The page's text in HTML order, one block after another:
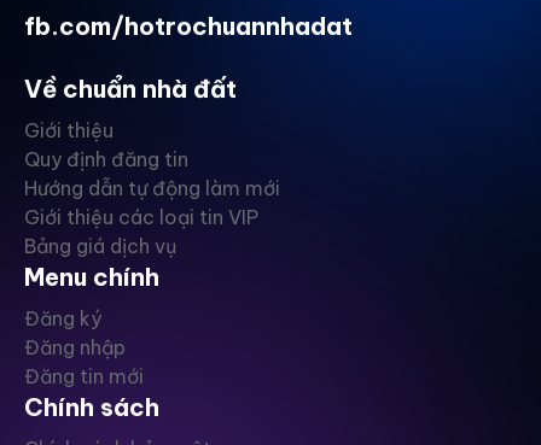
fb.com/hotrochuannhadat
Về chuẩn nhà đất
Giới thiệu
Quy định đăng tin
Hướng dẫn tự động làm mới
Giới thiệu các loại tin VIP
Bảng giá dịch vụ
Menu chính
Đăng ký
Đăng nhập
Đăng tin mới
Chính sách